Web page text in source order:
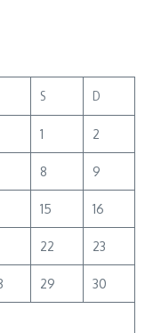
S D
1 2
8 9
15 16
22 23
29 30